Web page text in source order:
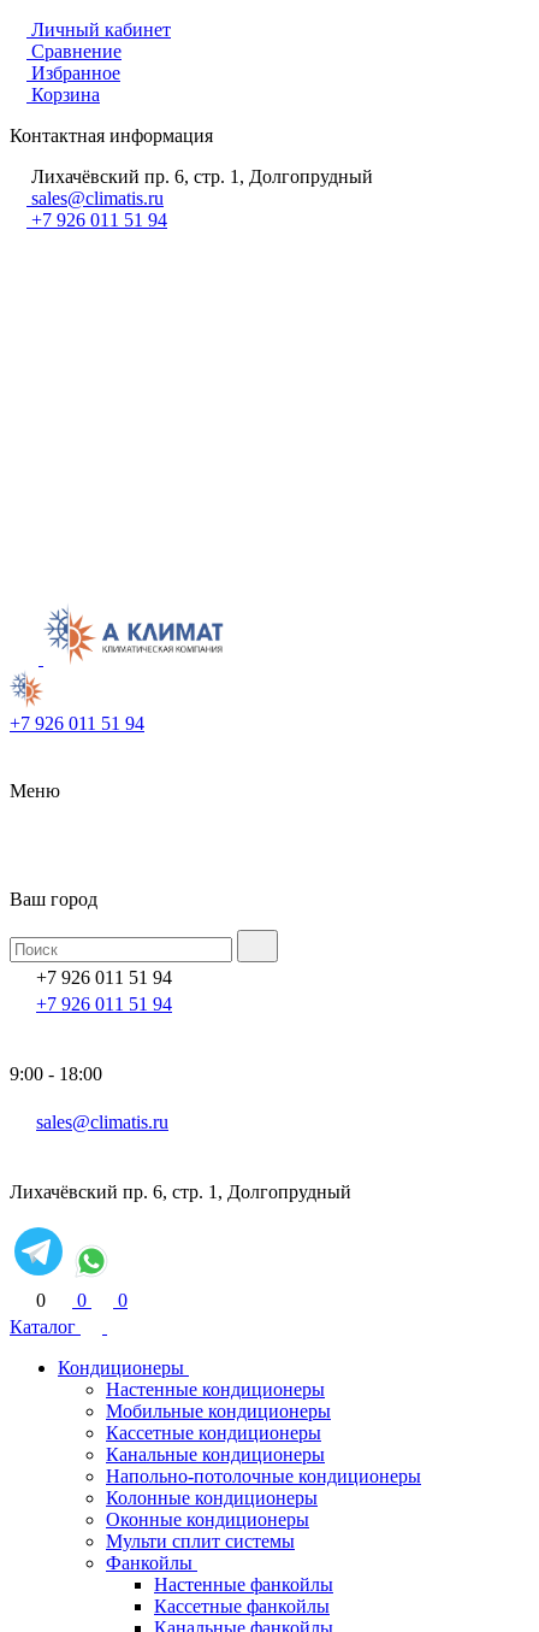
Личный кабинет
Сравнение
Избранное
Корзина
Контактная информация
Лихачёвский пр. 6, стр. 1, Долгопрудный
sales@climatis.ru
+7 926 011 51 94
+7 926 011 51 94
Меню
Ваш город
+7 926 011 51 94
+7 926 011 51 94
9:00 - 18:00
sales@climatis.ru
Лихачёвский пр. 6, стр. 1, Долгопрудный
0 0
0
Каталог
Кондиционеры
Настенные кондиционеры
Мобильные кондиционеры
Кассетные кондиционеры
Канальные кондиционеры
Напольно-потолочные кондиционеры
Колонные кондиционеры
Оконные кондиционеры
Мульти сплит системы
Фанкойлы
Настенные фанкойлы
Кассетные фанкойлы
Канальные фанкойлы